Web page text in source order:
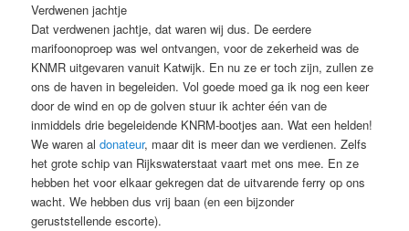
Verdwenen jachtje
Dat verdwenen jachtje, dat waren wij dus. De eerdere
marifoonoproep was wel ontvangen, voor de zekerheid was de
KNMR uitgevaren vanuit Katwijk. En nu ze er toch zijn, zullen ze
ons de haven in begeleiden. Vol goede moed ga ik nog een keer
door de wind en op de golven stuur ik achter één van de
inmiddels drie begeleidende KNRM-bootjes aan. Wat een helden!
We waren aldonateur, maar dit is meer dan we verdienen. Zelfs
het grote schip van Rijkswaterstaat vaart met ons mee. En ze
hebben het voor elkaar gekregen dat de uitvarende ferry op ons
wacht. We hebben dus vrij baan (en een bijzonder
geruststellende escorte).